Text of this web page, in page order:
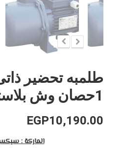
طلمبه تحضير
1حصان وش بلاستيك
EGP10,190.00
الماركة :